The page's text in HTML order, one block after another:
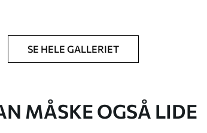
SE HELE GALLERIET
MÅSKE OGSÅ LIDE